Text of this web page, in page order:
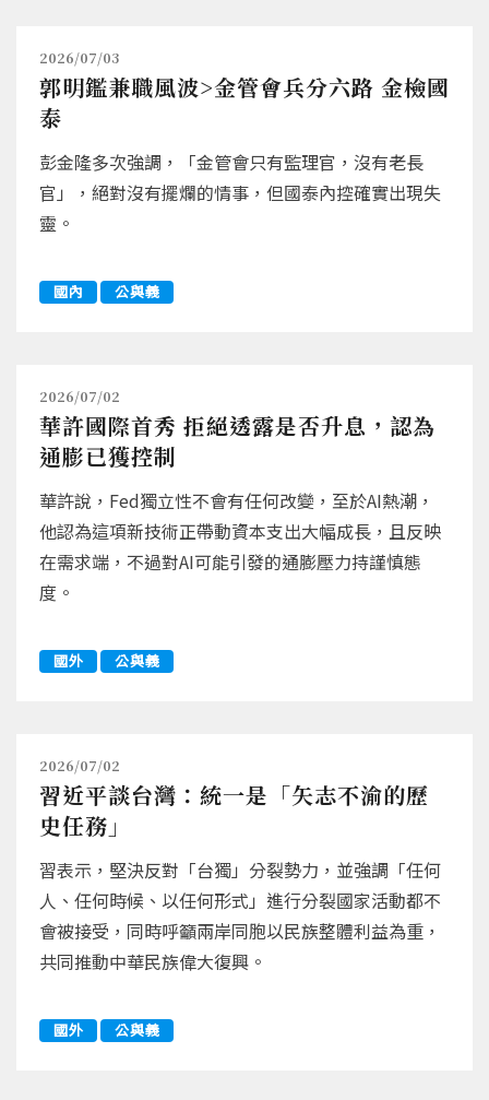
2026/07/03
郭明鑑兼職風波>金管會兵分六路 金檢國
泰
彭金隆多次強調，「金管會只有監理官，沒有老長
官」，絕對沒有擺爛的情事，但國泰內控確實出現失
靈。
國內 公與義
2026/07/02
華許國際首秀 拒絕透露是否升息，認為
通膨已獲控制
華許說，Fed獨立性不會有任何改變，至於AI熱潮，
他認為這項新技術正帶動資本支出大幅成長，且反映
在需求端，不過對AI可能引發的通膨壓力持謹慎態
度。
國外 公與義
2026/07/02
習近平談台灣：統一是「矢志不渝的歷
史任務」
習表示，堅決反對「台獨」分裂勢力，並強調「任何
人、任何時候、以任何形式」進行分裂國家活動都不
會被接受，同時呼籲兩岸同胞以民族整體利益為重，
共同推動中華民族偉大復興。
國外 公與義